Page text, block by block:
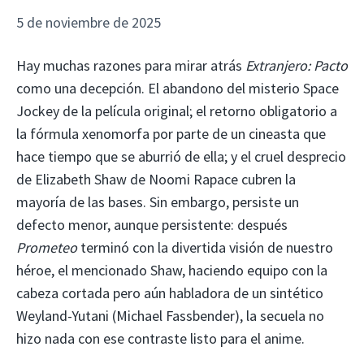
5 de noviembre de 2025
Hay muchas razones para mirar atrás Extranjero: Pacto
como una decepción. El abandono del misterio Space
Jockey de la película original; el retorno obligatorio a
la fórmula xenomorfa por parte de un cineasta que
hace tiempo que se aburrió de ella; y el cruel desprecio
de Elizabeth Shaw de Noomi Rapace cubren la
mayoría de las bases. Sin embargo, persiste un
defecto menor, aunque persistente: después
Prometeoterminó con la divertida visión de nuestro
héroe, el mencionado Shaw, haciendo equipo con la
cabeza cortada pero aún habladora de un sintético
Weyland-Yutani (Michael Fassbender), la secuela no
hizo nada con ese contraste listo para el anime.